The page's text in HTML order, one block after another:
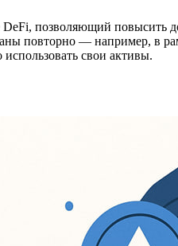
позволяющий повысить
повторно — например, в
свои активы.